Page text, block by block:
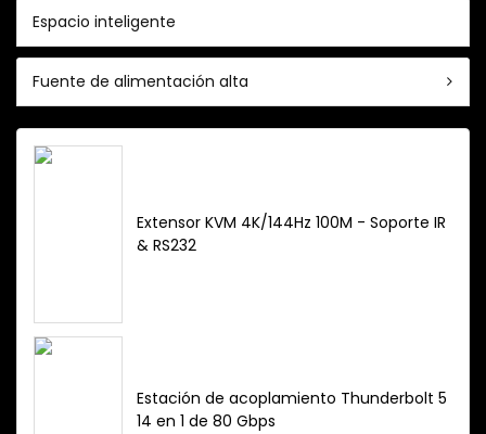
Espacio inteligente
Fuente de alimentación alta
Extensor KVM 4K/144Hz 100M - Soporte IR
& RS232
Estación de acoplamiento Thunderbolt 5
14 en 1 de 80 Gbps